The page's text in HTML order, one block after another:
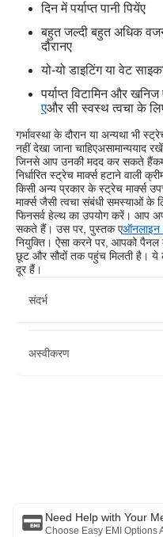
दिन में पर्याप्त पानी पियेंए
बहुत जल्दी बहुत अधिक
दौरानए
यो-यो डाइटिंग या वेट
पर्याप्त विटामिन और खनिज
एऔर सी स्वस्थ त्वचा के
गर्भावस्था के दौरान या अन्यथा भी
नहीं देखा जाना चाहिएअसामान्ययाद
जिनसे आप उनकी मदद कर सकते हैं
निर्धारित स्ट्रेच मार्क्स हटाने वाली
किसी अन्य प्रकार के स्ट्रेच मार्क्स
मार्क्स जैसी त्वचा संबंधी समस्याओं के
फिनसर्व हेल्थ का उपयोग करें। आप
सकते हैं। उस पर, पुस्तक एऑनलाइन
नियुक्ति। ऐसा करने पर, आपको पैनल में
छूट और सौदों तक पहुंच मिलती है।
दूर हैं।
संदर्भ
अस्वीकरण
Need Help with Your
Choose Easy EMI Options